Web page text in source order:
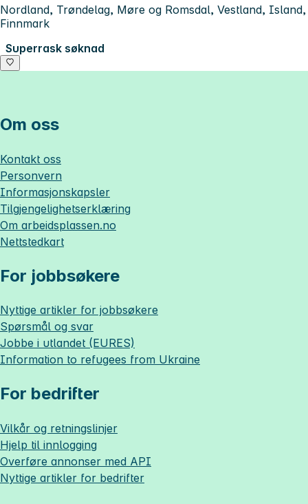
Nordland, Trøndelag, Møre og Romsdal, Vestland, Island,
Finnmark
Superrask søknad
Om oss
Kontakt oss
Personvern
Informasjonskapsler
Tilgjengelighetserklæring
Om arbeidsplassen.no
Nettstedkart
For jobbsøkere
Nyttige artikler for jobbsøkere
Spørsmål og svar
Jobbe i utlandet (EURES)
Information to refugees from Ukraine
For bedrifter
Vilkår og retningslinjer
Hjelp til innlogging
Overføre annonser med API
Nyttige artikler for bedrifter